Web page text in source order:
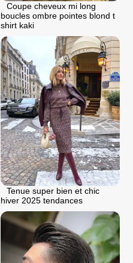
Coupe cheveux mi long
boucles ombre pointes blond t
shirt kaki
Tenue super bien et chic
hiver 2025 tendances